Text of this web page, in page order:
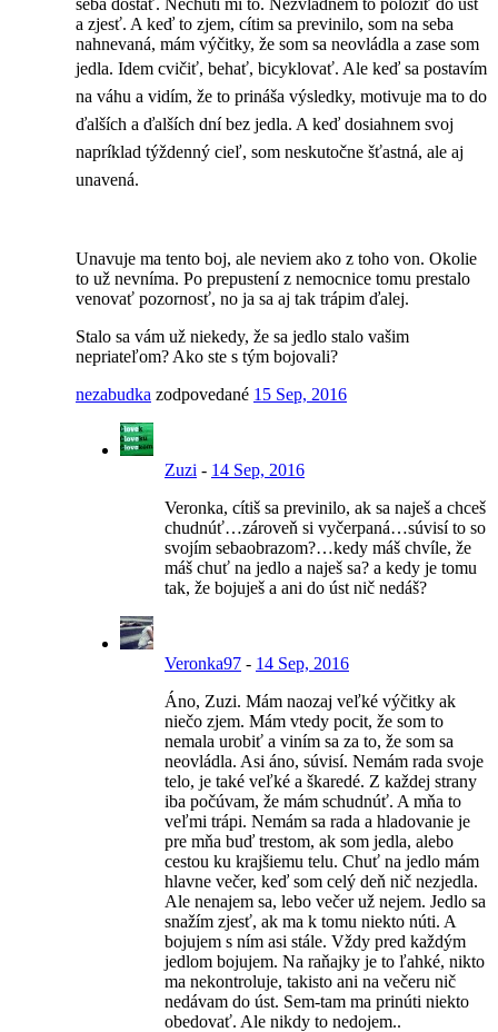
a zjesť. A keď to zjem, cítim sa previnilo, som na seba
nahnevaná, mám výčitky, že som sa neovládla a zase som
jedla. Idem cvičiť, behať, bicyklovať. Ale keď sa postavím
na váhu a vidím, že to prináša výsledky, motivuje ma to do
ďalších a ďalších dní bez jedla. A keď dosiahnem svoj
napríklad týždenný cieľ, som neskutočne šťastná, ale aj
unavená.
Unavuje ma tento boj, ale neviem ako z toho von. Okolie
to už nevníma. Po prepustení z nemocnice tomu prestalo
venovať pozornosť, no ja sa aj tak trápim ďalej.
Stalo sa vám už niekedy, že sa jedlo stalo vašim
nepriateľom? Ako ste s tým bojovali?
nezabudka zodpovedané 15 Sep, 2016
Zuzi - 14 Sep, 2016
Veronka, cítiš sa previnilo, ak sa naješ a chceš
chudnúť…zároveň si vyčerpaná…súvisí to so
svojím sebaobrazom?…kedy máš chvíle, že
máš chuť na jedlo a naješ sa? a kedy je tomu
tak, že bojuješ a ani do úst nič nedáš?
Veronka97 - 14 Sep, 2016
Áno, Zuzi. Mám naozaj veľké výčitky ak
niečo zjem. Mám vtedy pocit, že som to
nemala urobiť a viním sa za to, že som sa
neovládla. Asi áno, súvisí. Nemám rada svoje
telo, je také veľké a škaredé. Z každej strany
iba počúvam, že mám schudnúť. A mňa to
veľmi trápi. Nemám sa rada a hladovanie je
pre mňa buď trestom, ak som jedla, alebo
cestou ku krajšiemu telu. Chuť na jedlo mám
hlavne večer, keď som celý deň nič nezjedla.
Ale nenajem sa, lebo večer už nejem. Jedlo sa
snažím zjesť, ak ma k tomu niekto núti. A
bojujem s ním asi stále. Vždy pred každým
jedlom bojujem. Na raňajky je to ľahké, nikto
ma nekontroluje, takisto ani na večeru nič
nedávam do úst. Sem-tam ma prinúti niekto
obedovať. Ale nikdy to nedojem..